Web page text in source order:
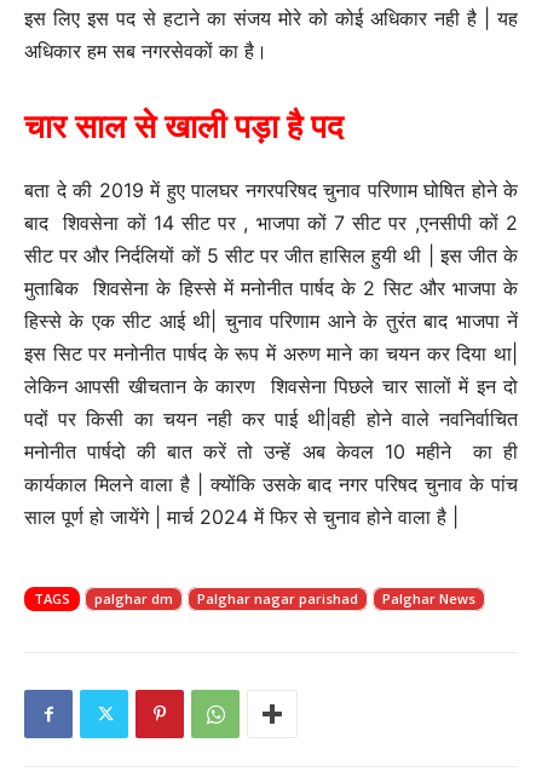
इस लिए इस पद से हटाने का संजय मोरे को कोई अधिकार नही है | यह
अधिकार हम सब नगरसेवकों का है।
चार साल से खाली पड़ा है पद
बता दे की 2019 में हुए पालघर नगरपरिषद चुनाव परिणाम घोषित होने के
बाद शिवसेना कों 14 सीट पर , भाजपा कों 7 सीट पर ,एनसीपी कों 2
सीट पर और निर्दलियों कों 5 सीट पर जीत हासिल हुयी थी | इस जीत के
मुताबिक शिवसेना के हिस्से में मनोनीत पार्षद के 2 सिट और भाजपा के
हिस्से के एक सीट आई थी| चुनाव परिणाम आने के तुरंत बाद भाजपा नें
इस सिट पर मनोनीत पार्षद के रूप में अरुण माने का चयन कर दिया था|
लेकिन आपसी खीचतान के कारण शिवसेना पिछले चार सालों में इन दो
पदों पर किसी का चयन नही कर पाई थी|वही होने वाले नवनिर्वाचित
मनोनीत पार्षदो की बात करें तो उन्हें अब केवल 10 महीने का ही
कार्यकाल मिलने वाला है | क्योंकि उसके बाद नगर परिषद चुनाव के पांच
साल पूर्ण हो जायेंगे | मार्च 2024 में फिर से चुनाव होने वाला है |
TAGS palghar dm Palghar nagar parishad Palghar News